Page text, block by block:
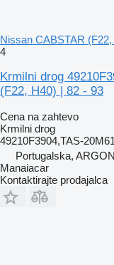
Nissan CABSTAR
4
Krmilni drog
(F22, H40) | 82 - 93
Cena na zahtevo
Krmilni drog
49210F3904,TAS-
Portugalska,
Manaiacar
Kontaktirajte prodajalca